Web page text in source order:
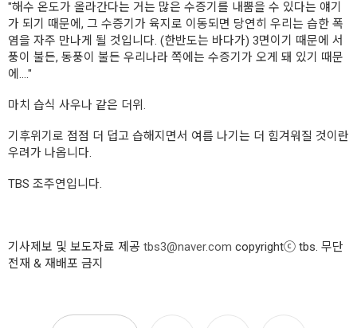
"해수 온도가 올라간다는 거는 많은 수증기를 내뿜을 수 있다는 얘기
가 되기 때문에, 그 수증기가 육지로 이동되면 당연히 우리는 습한 폭
염을 자주 만나게 될 것입니다. (한반도는 바다가) 3면이기 때문에 서
풍이 불든, 동풍이 불든 우리나라 쪽에는 수증기가 오게 돼 있기 때문
에…."
마치 습식 사우나 같은 더위.
기후위기로 점점 더 덥고 습해지면서 여름 나기는 더 힘겨워질 것이란
우려가 나옵니다.
TBS 조주연입니다.
기사제보 및 보도자료 제공 tbs3@naver.com copyrightⓒ tbs. 무단
전재 & 재배포 금지